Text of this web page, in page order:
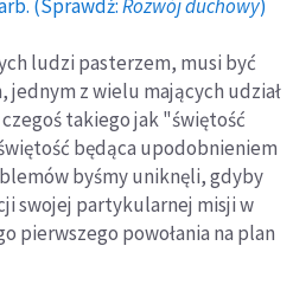
(Sprawdź:Rozwój duchowy)
ludzi pasterzem, musi być
z wielu mających udział
takiego jak "świętość
będąca upodobnieniem
byśmy uniknęli, gdyby
swojej partykularnej misji w
pierwszego powołania na plan